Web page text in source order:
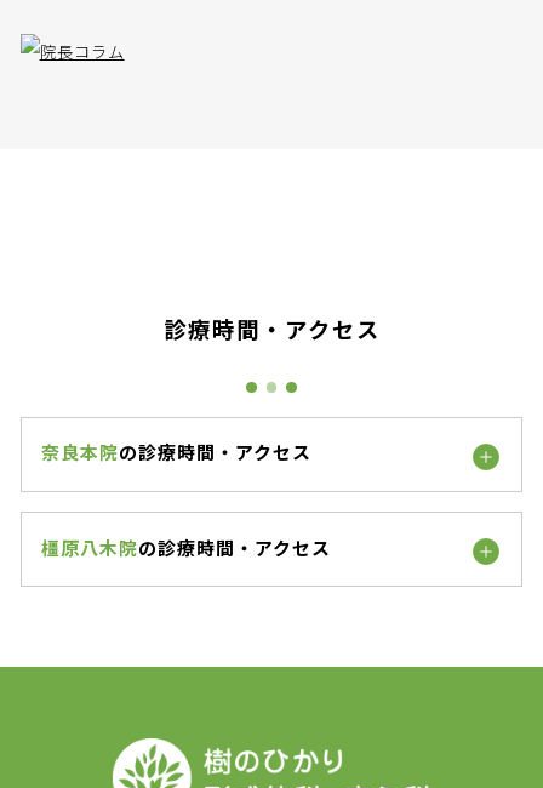
診療時間・アクセス
奈良本院の診療時間・アクセス
橿原八木院の診療時間・アクセス